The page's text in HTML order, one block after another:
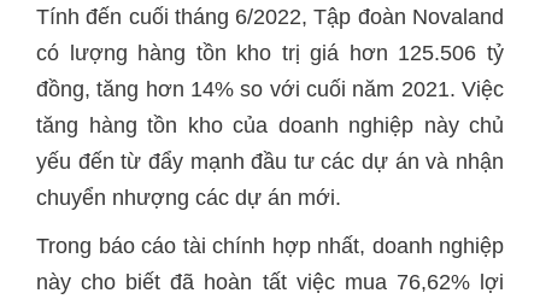
Tính đến cuối tháng 6/2022, Tập đoàn Novaland
có lượng hàng tồn kho trị giá hơn 125.506 tỷ
đồng, tăng hơn 14% so với cuối năm 2021. Việc
tăng hàng tồn kho của doanh nghiệp này chủ
yếu đến từ đẩy mạnh đầu tư các dự án và nhận
chuyển nhượng các dự án mới.
Trong báo cáo tài chính hợp nhất, doanh nghiệp
này cho biết đã hoàn tất việc mua 76,62% lợi